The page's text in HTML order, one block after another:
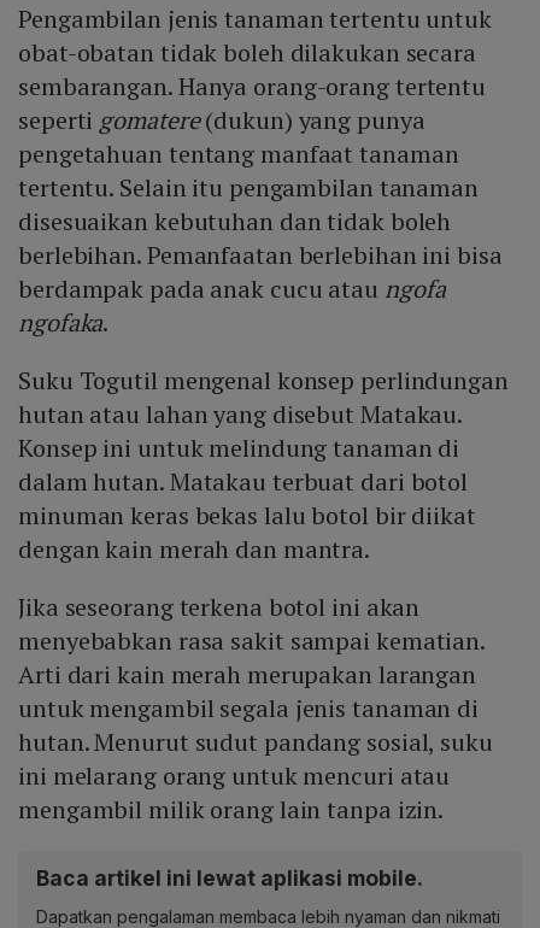
Pengambilan jenis tanaman tertentu untuk
obat-obatan tidak boleh dilakukan secara
sembarangan. Hanya orang-orang tertentu
seperti gomatere(dukun) yang punya
pengetahuan tentang manfaat tanaman
tertentu. Selain itu pengambilan tanaman
disesuaikan kebutuhan dan tidak boleh
berlebihan. Pemanfaatan berlebihan ini bisa
berdampak pada anak cucu atau ngofa
ngofaka.
Suku Togutil mengenal konsep perlindungan
hutan atau lahan yang disebut Matakau.
Konsep ini untuk melindung tanaman di
dalam hutan. Matakau terbuat dari botol
minuman keras bekas lalu botol bir diikat
dengan kain merah dan mantra.
Jika seseorang terkena botol ini akan
menyebabkan rasa sakit sampai kematian.
Arti dari kain merah merupakan larangan
untuk mengambil segala jenis tanaman di
hutan. Menurut sudut pandang sosial, suku
ini melarang orang untuk mencuri atau
mengambil milik orang lain tanpa izin.
Baca artikel ini lewat aplikasi mobile.
Dapatkan pengalaman membaca lebih nyaman dan nikmati